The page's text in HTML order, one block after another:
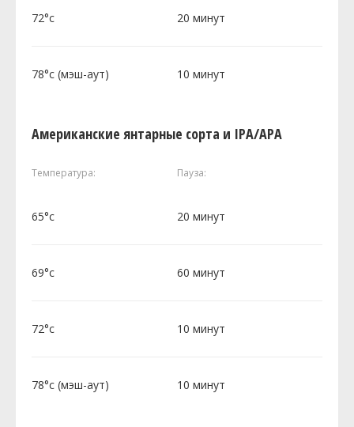
72°c 20 минут
78°c (мэш-аут) 10 минут
Американские янтарные сорта и IPA/APA
Температура: Пауза:
65°c 20 минут
69°c 60 минут
72°c 10 минут
78°c (мэш-аут) 10 минут